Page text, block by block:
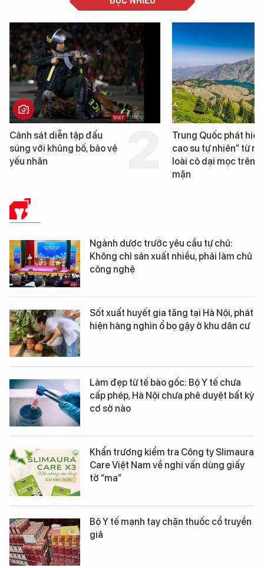
tập đấu
bố, bảo vệ
Trung Quốc phát hiện “mỏ
cao su tự nhiên” từ một
loài cỏ dại mọc trên đất
Y TẾ
Ngành dược trước yêu cầu tự chủ:
Không chỉ sản xuất nhiều, phải làm chủ
công nghệ
Sốt xuất huyết gia tăng tại Hà Nội, phát
hiện hàng nghìn ổ bọ gậy ở khu dân cư
Làm đẹp từ tế bào gốc: Bộ Y tế chưa
cấp phép, Hà Nội chưa phê duyệt bất kỳ
cơ sở nào
Khẩn trương kiểm tra Công ty Slimaura
Care Việt Nam về nghi vấn dùng giấy
tờ “ma”
Bộ Y tế mạnh tay chặn thuốc cổ truyền
giả